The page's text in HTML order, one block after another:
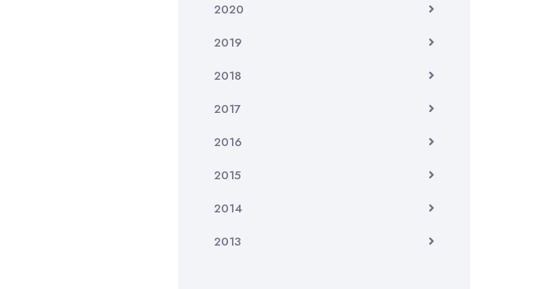
2020
2019
2018
2017
2016
2015
2014
2013